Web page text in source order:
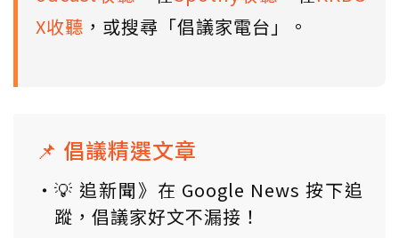
X收聽 ，或搜尋「倡議家電台」。
📌 倡議精選文章
💡 追新聞》在 Google News 按下追
蹤，倡議家好文不漏接！